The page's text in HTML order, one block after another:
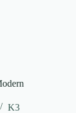
K3